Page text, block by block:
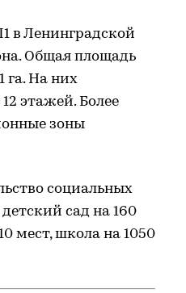
в Ленинградской
Общая площадь
га. На них
этажей. Более
зоны
социальных
сад на 160
мест, школа на 1050